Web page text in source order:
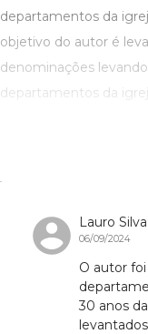
departamentos da
objetivo do autor é
denominações
departamentos da
Lauro Silva
06/09/2024
O autor
30 anos